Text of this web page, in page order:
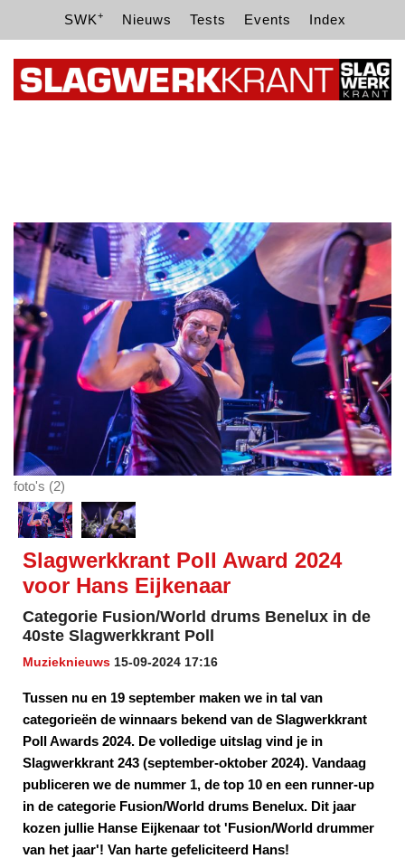
SWK+ Nieuws Tests Events Index
foto's (2)
Slagwerkkrant Poll Award 2024
voor Hans Eijkenaar
Categorie Fusion/World drums Benelux in de
40ste Slagwerkkrant Poll
Muzieknieuws 15-09-2024 17:16
Tussen nu en 19 september maken we in tal van
categorieën de winnaars bekend van de Slagwerkkrant
Poll Awards 2024. De volledige uitslag vind je in
Slagwerkkrant 243 (september-oktober 2024). Vandaag
publiceren we de nummer 1, de top 10 en een runner-up
in de categorie Fusion/World drums Benelux. Dit jaar
kozen jullie Hanse Eijkenaar tot 'Fusion/World drummer
van het jaar'! Van harte gefeliciteerd Hans!